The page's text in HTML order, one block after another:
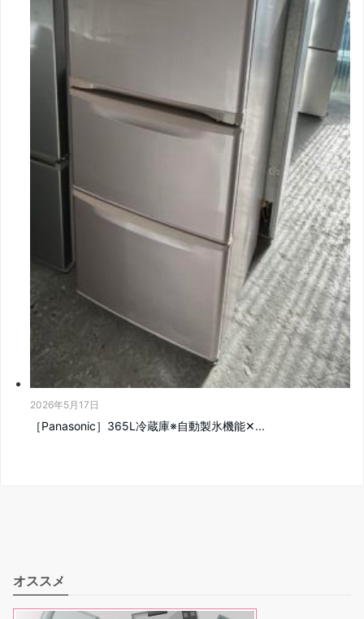
2026年5月17日
［Panasonic］365L冷蔵庫※自動製氷機能‪✕...
オススメ